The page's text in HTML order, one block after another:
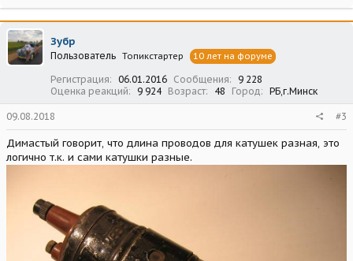
а
к
ц
и
и
Зубр
Пользователь Топикстартер 10 лет на форуме
Регистрация 06.01.2016 Сообщения
9 228
Оценка реакций
9 924 Возраст 48 Город РБ,г.Минск
09.08.2018 #3
Димастый говорит, что длина проводов для катушек разная, это
логично т.к. и сами катушки разные.